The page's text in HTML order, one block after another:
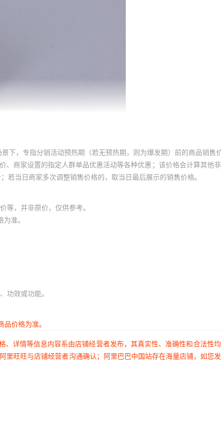
下，专指分销活动预热期（若无预热期，则为爆发期）前的商品销售
商家设置的指定人群单品优惠活动等各种优惠；该价格会计算其他
当日商家多次调整销售价格的，取当日最后展示的销售价格。
等，并非原价，仅供参考。
准。
功效或功能。
价格为准。
详情等信息内容系由店铺经营者发布，其真实性、准确性和合法性
旺旺与店铺经营者沟通确认；阿里巴巴中国站存在海量店铺，如您